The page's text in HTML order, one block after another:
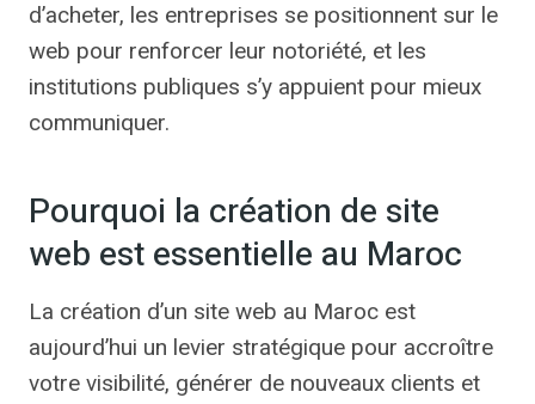
d’acheter, les entreprises se positionnent sur le
web pour renforcer leur notoriété, et les
institutions publiques s’y appuient pour mieux
communiquer.
Pourquoi la création de site
web est essentielle au Maroc
La création d’un site web au Maroc est
aujourd’hui un levier stratégique pour accroître
votre visibilité, générer de nouveaux clients et